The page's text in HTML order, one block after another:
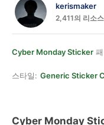
kerismaker
2,411의 리소
Cyber Monday Sticker
스타일: Generic Sticker
Cyber Monday